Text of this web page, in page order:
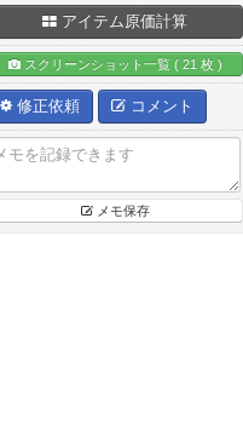
アイテム原価計算
スクリーンショット一覧 ( 21 枚 )
修正依頼 コメント
メモ保存